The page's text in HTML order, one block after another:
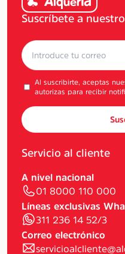
Suscríbete a
Al suscribirte, aceptas
autorizas para recibir
Servicio al cliente
A nivel nacional
01 8000 110 000
Líneas exclusivas
311 236 14 52/3
Correo electrónico